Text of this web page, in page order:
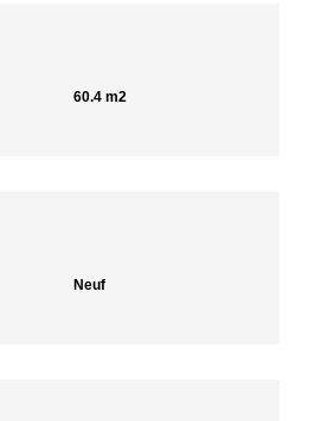
60.4 m2
Neuf